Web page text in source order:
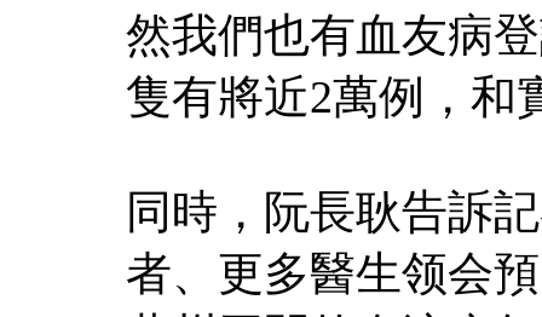
然我們也有血友病
隻有將近2萬例，和
同時，阮長耿告訴
者、更多醫生领会